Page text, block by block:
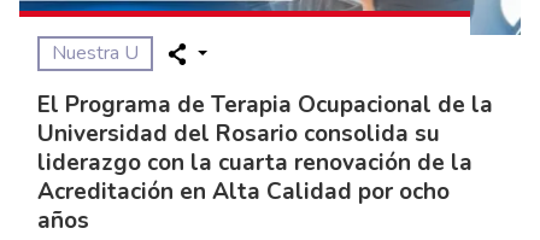
Nuestra U
El Programa de Terapia Ocupacional de la
Universidad del Rosario consolida su
liderazgo con la cuarta renovación de la
Acreditación en Alta Calidad por ocho
años